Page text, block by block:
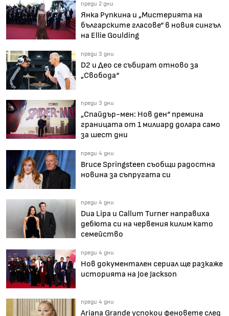
преди 2 дни
Янка Рупкина и „Мистерията на
българските гласове“ в новия сингъл
на Ellie Goulding
преди 3 дни
D2 и Део се събират отново за
„Свобода“
преди 3 дни
„Спайдър-мен: Нов ден“ премина
границата от 1 милиард долара само
за шест дни
преди 4 дни
Bruce Springsteen съобщи радостна
новина за съпругата си
преди 4 дни
Dua Lipa и Callum Turner направиха
дебюта си на червения килим като
семейство
преди 4 дни
Нов документален сериал ще разкаже
историята на Joe Jackson
преди 4 дни
Ariana Grande успокои феновете след